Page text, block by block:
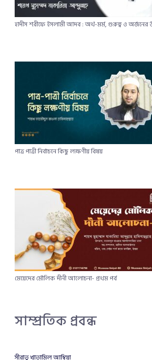
হাদীস শরীফে ইসলামী আদব : অর্থ-মর্ম, গুরুত্ব ও অর্জনের
পাত্র পাত্রী নির্বাচনে কিছু লক্ষণীয় বিষয়​
মেয়েদের মৌলিক দীনী আলোচনা- প্রথম পর্ব
সাম্প্রতিক প্রবন্ধ
সীরাতু খাতামিল আম্বিয়া